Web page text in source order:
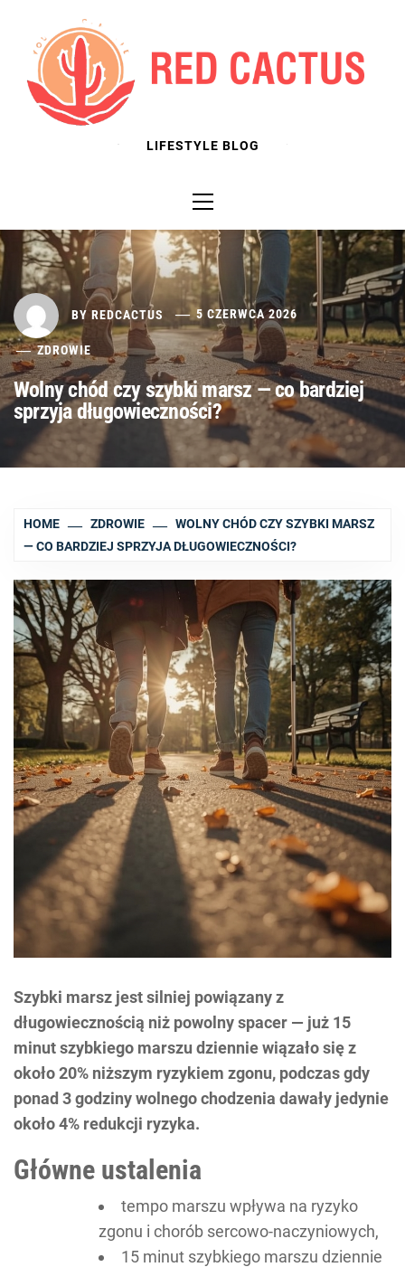
content
LIFESTYLE BLOG
Menu
BY REDCACTUS 5 CZERWCA 2026
ZDROWIE
Wolny chód czy szybki marsz — co bardziej
sprzyja długowieczności?
HOME ZDROWIE
WOLNY CHÓD CZY SZYBKI MARSZ
— CO BARDZIEJ SPRZYJA DŁUGOWIECZNOŚCI?
Szybki marsz jest silniej powiązany z
długowiecznością niż powolny spacer — już 15
minut szybkiego marszu dziennie wiązało się z
około 20% niższym ryzykiem zgonu, podczas gdy
ponad 3 godziny wolnego chodzenia dawały jedynie
około 4% redukcji ryzyka.
Główne ustalenia
tempo marszu wpływa na ryzyko
zgonu i chorób sercowo-naczyniowych,
15 minut szybkiego marszu dziennie